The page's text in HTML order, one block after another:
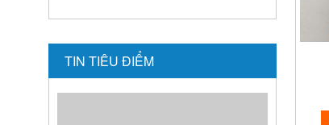
Là cha mẹ ai cũng mong
HƯỚNG DẪN CAI SỮA CHO
BÉ ĐÚNG CÁCH NHANH VÀ
TIN TIÊU ĐIỂM